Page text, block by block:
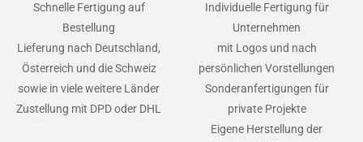
Schnelle Fertigung auf
Bestellung
Lieferung nach Deutschland,
Österreich und die Schweiz
sowie in viele weitere Länder
Zustellung mit DPD oder DHL
Individuelle Fertigung für
Unternehmen
mit Logos und nach
persönlichen Vorstellungen
Sonderanfertigungen für
private Projekte
Eigene Herstellung der